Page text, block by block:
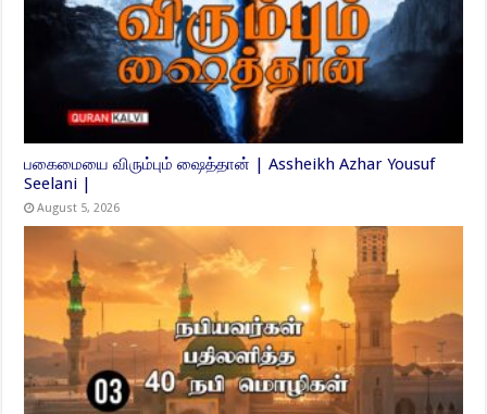
பகைமையை விரும்பும் ஷைத்தான் | Assheikh Azhar Yousuf
Seelani |
August 5, 2026